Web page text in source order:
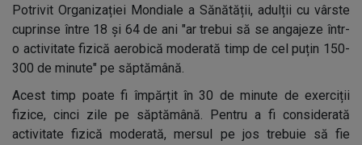
Potrivit Organizației Mondiale a Sănătății, adulții cu vârste
cuprinse între 18 și 64 de ani "ar trebui să se angajeze într-
o activitate fizică aerobică moderată timp de cel puțin 150-
300 de minute" pe săptămână.
Acest timp poate fi împărțit în 30 de minute de exerciții
fizice, cinci zile pe săptămână. Pentru a fi considerată
activitate fizică moderată, mersul pe jos trebuie să fie